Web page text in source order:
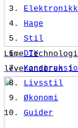
Lime
leverandøren i
Elektronikk
Hage
Stil
DIY
Livsstil
Økonomi
Guider